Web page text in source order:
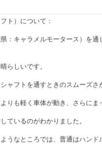
ト）について：
：キャラメルモータース）を
らしいです。
ャフトを通すときのスムーズさ
りも軽く車体が動き、さらにま
ているのがわかりました。
うなところでは、普通はハン